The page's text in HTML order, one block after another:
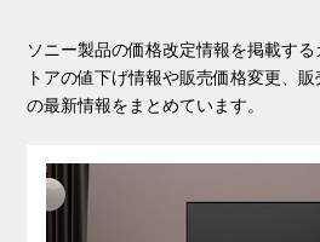
ソニー製品の価格改定情報を掲載す
トアの値下げ情報や販売価格変更、
の最新情報をまとめています。